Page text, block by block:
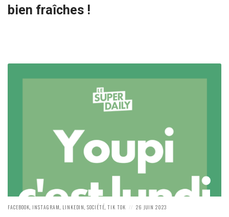
bien fraîches !
POSTED
FACEBOOK, INSTAGRAM, LINKEDIN,SOCIÉTÉ,TIK TOK
POSTED
26 JUIN 2023